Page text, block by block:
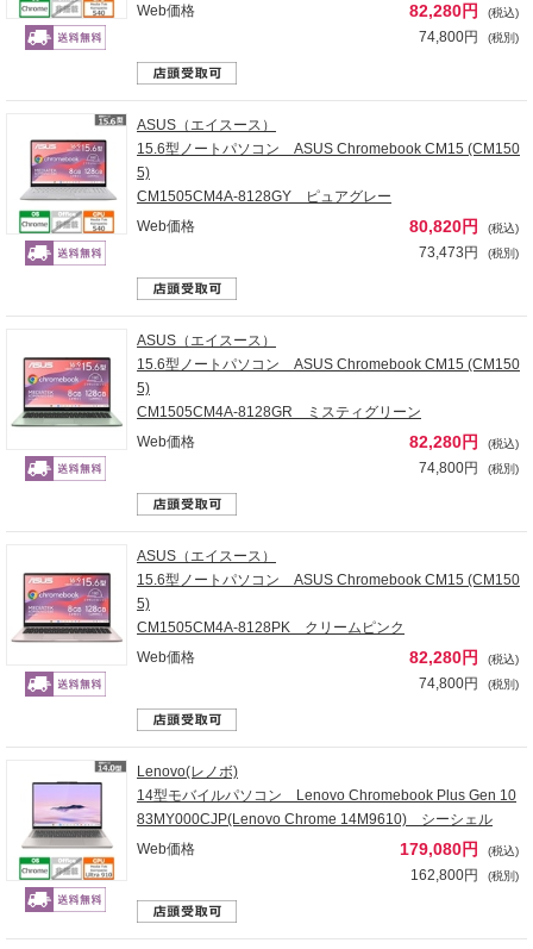
Web価格
82,280円 (税込)
74,800円 (税別)
ASUS（エイスース）
15.6型ノートパソコン ASUS Chromebook CM15 (CM150
5)
CM1505CM4A-8128GY ピュアグレー
Web価格
80,820円 (税込)
73,473円 (税別)
ASUS（エイスース）
15.6型ノートパソコン ASUS Chromebook CM15 (CM150
5)
CM1505CM4A-8128GR ミスティグリーン
Web価格
82,280円 (税込)
74,800円 (税別)
ASUS（エイスース）
15.6型ノートパソコン ASUS Chromebook CM15 (CM150
5)
CM1505CM4A-8128PK クリームピンク
Web価格
82,280円 (税込)
74,800円 (税別)
Lenovo(レノボ)
14型モバイルパソコン Lenovo Chromebook Plus Gen 10
83MY000CJP(Lenovo Chrome 14M9610) シーシェル
Web価格
179,080円 (税込)
162,800円 (税別)